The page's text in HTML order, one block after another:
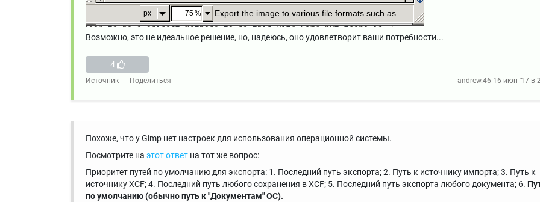
Возможно, это не идеальное решение, но, надеюсь, оно удовлетворит ваши потребности...
4
Источник Поделиться andrew.46 16 июн '17 в
Похоже, что у Gimp нет настроек для использования операционной системы.
Посмотрите на этот ответ на тот же вопрос:
Приоритет путей по умолчанию для экспорта: 1. Последний путь экспорта; 2. Путь к источнику импорта; 3. Путь к
источнику XCF; 4. Последний путь любого сохранения в XCF; 5. Последний путь экспорта любого документа; 6.
по умолчанию (обычно путь к "Документам" ОС).